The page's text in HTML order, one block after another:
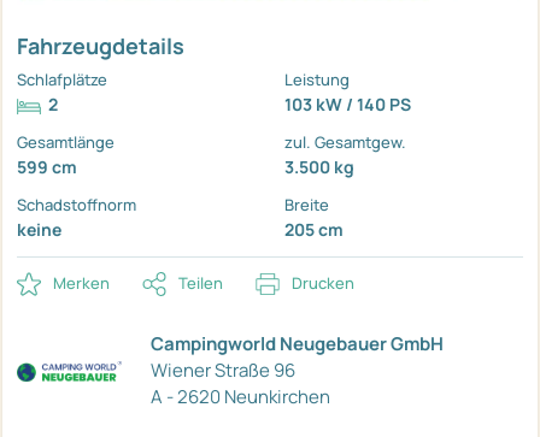
Fahrzeugdetails
Schlafplätze
2
Leistung
103 kW / 140 PS
Gesamtlänge
599 cm
zul. Gesamtgew.
3.500 kg
Schadstoffnorm
keine
Breite
205 cm
Merken Teilen Drucken
Campingworld Neugebauer GmbH
Wiener Straße 96
A - 2620 Neunkirchen